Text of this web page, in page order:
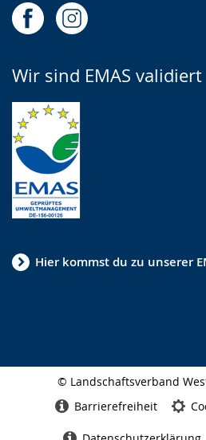
Wir sind EMAS validiert
Hier kommst du zu unserer
© Landschaftsverband
Barrierefreiheit